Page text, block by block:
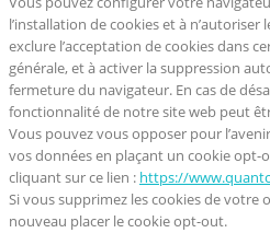
l’installation de cookies et à n’autoriser
exclure l’acceptation de cookies dans
générale, et à activer la suppression
fermeture du navigateur. En cas de
fonctionnalité de notre site web peut
Vous pouvez vous opposer pour
vos données en plaçant un cookie opt-
cliquant sur ce lien : https://
Si vous supprimez les cookies de votre
nouveau placer le cookie opt-out.